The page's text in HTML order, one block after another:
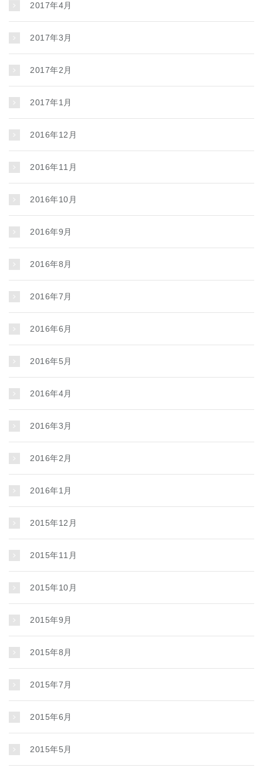
2017年4月
2017年3月
2017年2月
2017年1月
2016年12月
2016年11月
2016年10月
2016年9月
2016年8月
2016年7月
2016年6月
2016年5月
2016年4月
2016年3月
2016年2月
2016年1月
2015年12月
2015年11月
2015年10月
2015年9月
2015年8月
2015年7月
2015年6月
2015年5月